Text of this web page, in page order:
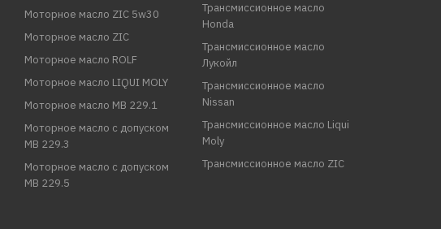
Моторное масло ZIC 5w30
Моторное масло ZIC
Моторное масло ROLF
Моторное масло LIQUI MOLY
Моторное масло MB 229.1
Моторное масло с допуском
MB 229.3
Моторное масло с допуском
MB 229.5
Трансмиссионное масло
Honda
Трансмиссионное масло
Лукойл
Трансмиссионное масло
Nissan
Трансмиссионное масло Liqui
Moly
Трансмиссионное масло ZIC